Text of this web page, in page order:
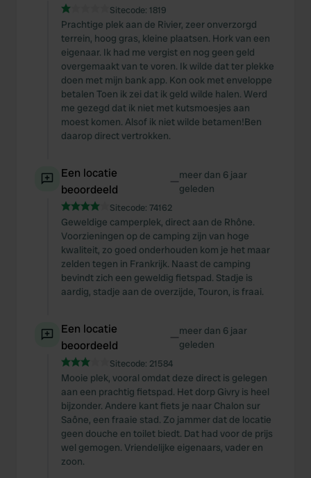
Sitecode: 1819
Prachtige plek aan de Rivier, zeer onverzorgd
terrein, hoog gras, kleine plaatsen. Hork van een
eigenaar. Ik had me vergist en nog geen geld
overgemaakt van te voren. Ik wilde dat ter plekke
doen met mijn bank app. Kon ook met enveloppe
betalen Toen ik zei dat ik geld wilde halen. Werd
me gezegd dat ik niet met kutsmoesjes aan
moest komen. Alsof ik niet wilde betamen!Ben
daarop direct vertrokken.
Een locatie
beoordeeld
—meer dan 6 jaar
geleden
Sitecode: 74162
Geweldige camperplek, direct aan de Rhône.
Voorzieningen op de camping zijn van hoge
kwaliteit, zo goed onderhouden kom je het maar
zelden tegen in Frankrijk. Naast de camping
bevindt zich een geweldig fietspad. Stadje is
aardig, stadje aan de overzijde, Touron, is fraai.
Een locatie
beoordeeld
—meer dan 6 jaar
geleden
Sitecode: 21584
Mooie plek, vooral omdat deze direct is gelegen
aan een prachtig fietspad. Het dorp Givry is heel
bijzonder. Andere kant fiets je naar Chalon sur
Saône, een fraaie stad. Zo jammer dat de locatie
geen douche en toilet biedt. Dat had voor de prijs
wel gemogen. Vriendelijke eigenaars, vader en
zoon.